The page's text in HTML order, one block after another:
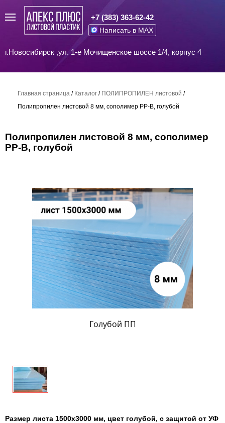
+7 (383) 363-62-42
Написать в MAX
г.Новосибирск ,ул. 1-е Мочищенское шоссе 1/4, корпус 4
Главная страница / Каталог / ПОЛИПРОПИЛЕН листовой /
Полипропилен листовой 8 мм, сополимер PP-B, голубой
Полипропилен листовой 8 мм, сополимер
PP-B, голубой
Голубой ПП
Размер листа 1500х3000 мм, цвет голубой, с защитой от УФ